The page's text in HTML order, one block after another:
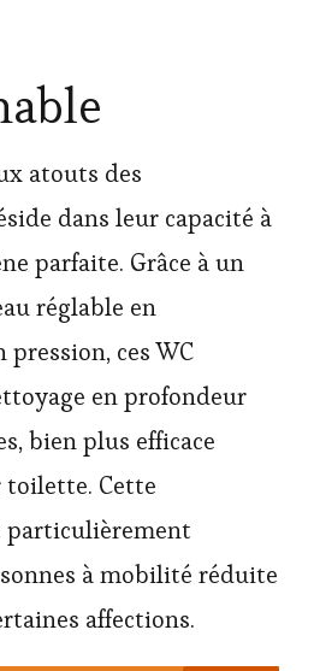
atouts des
dans leur capacité à
parfaite. Grâce à un
réglable en
ces WC
en profondeur
bien plus efficace
toilette. Cette
à mobilité réduite
affections.